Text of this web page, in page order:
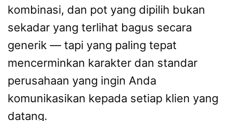
kombinasi, dan pot yang dipilih bukan
sekadar yang terlihat bagus secara
generik — tapi yang paling tepat
mencerminkan karakter dan standar
perusahaan yang ingin Anda
komunikasikan kepada setiap klien yang
datang.